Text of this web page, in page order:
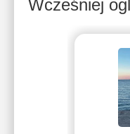
Wcześniej